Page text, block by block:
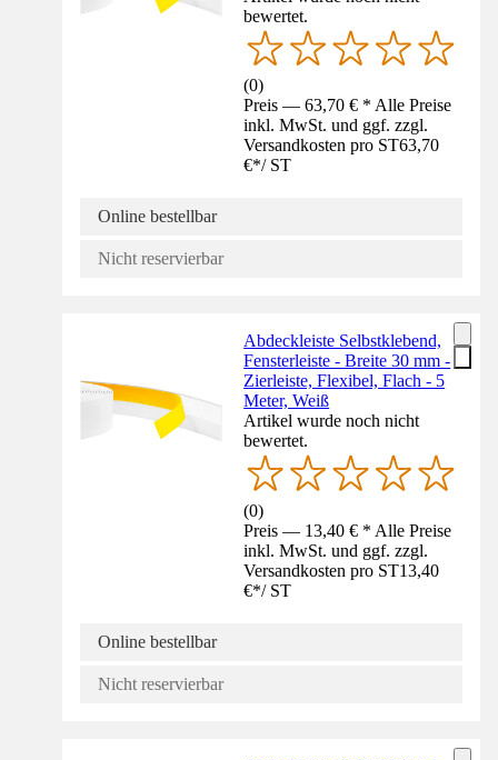
bewertet.
(0)
Preis — 63,70 € * Alle Preise
inkl. MwSt. und ggf. zzgl.
Versandkosten pro ST63,70
€*/ ST
Online bestellbar
Nicht reservierbar
Abdeckleiste Selbstklebend,
Fensterleiste - Breite 30 mm -
Zierleiste, Flexibel, Flach - 5
Meter, Weiß
Artikel wurde noch nicht
bewertet.
(0)
Preis — 13,40 € * Alle Preise
inkl. MwSt. und ggf. zzgl.
Versandkosten pro ST13,40
€*/ ST
Online bestellbar
Nicht reservierbar